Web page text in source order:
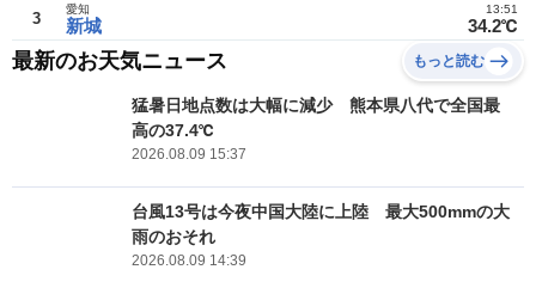
3 新城
愛知
34.2℃
13:51
最新のお天気ニュース もっと読む
猛暑日地点数は大幅に減少 熊本県八代で全国最
高の37.4℃
2026.08.09 15:37
台風13号は今夜中国大陸に上陸 最大500mmの大
雨のおそれ
2026.08.09 14:39